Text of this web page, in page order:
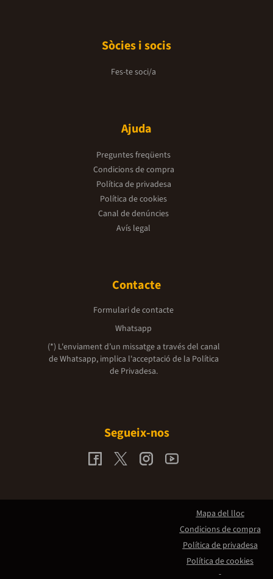
Sòcies i socis
Fes-te soci/a
Ajuda
Preguntes freqüents
Condicions de compra
Política de privadesa
Política de cookies
Canal de denúncies
Avís legal
Contacte
Formulari de contacte
Whatsapp
(*) L'enviament d’un missatge a través del canal
de Whatsapp, implica l'acceptació de la Política
de Privadesa.
Segueix-nos
Mapa del lloc
Condicions de compra
Política de privadesa
Política de cookies